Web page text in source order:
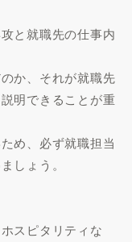
と就職先の仕事内
か、それが就職先
明できることが重
め、必ず就職担当
しょう。
スピタリティな